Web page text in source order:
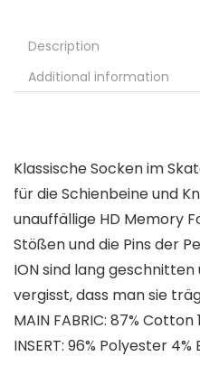
Description
Additional information
Klassische Socken im
für die Schienbeine und
unauffällige HD Memory
Stößen und die Pins der
ION sind lang
vergisst, dass man sie
MAIN FABRIC: 87% Cotton
INSERT: 96% Polyester